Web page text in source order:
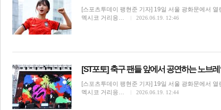
[스포츠투데이 팽현준 기자] 19일 서울 광화문에서
멕시코 거리응…
2026.06.19. 12:46
[ST포토] 축구 팬들 앞에서 공연하는 노브
[스포츠투데이 팽현준 기자] 19일 서울 광화문에서
멕시코 거리응…
2026.06.19. 12:44